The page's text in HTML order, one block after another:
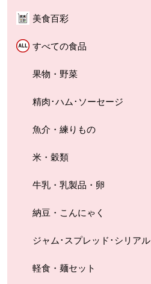
美食百彩
すべての食品
果物・野菜
精肉･ハム･ソーセージ
魚介・練りもの
米・穀類
牛乳・乳製品・卵
納豆・こんにゃく
ジャム･スプレッド･シリアル
軽食・麺セット